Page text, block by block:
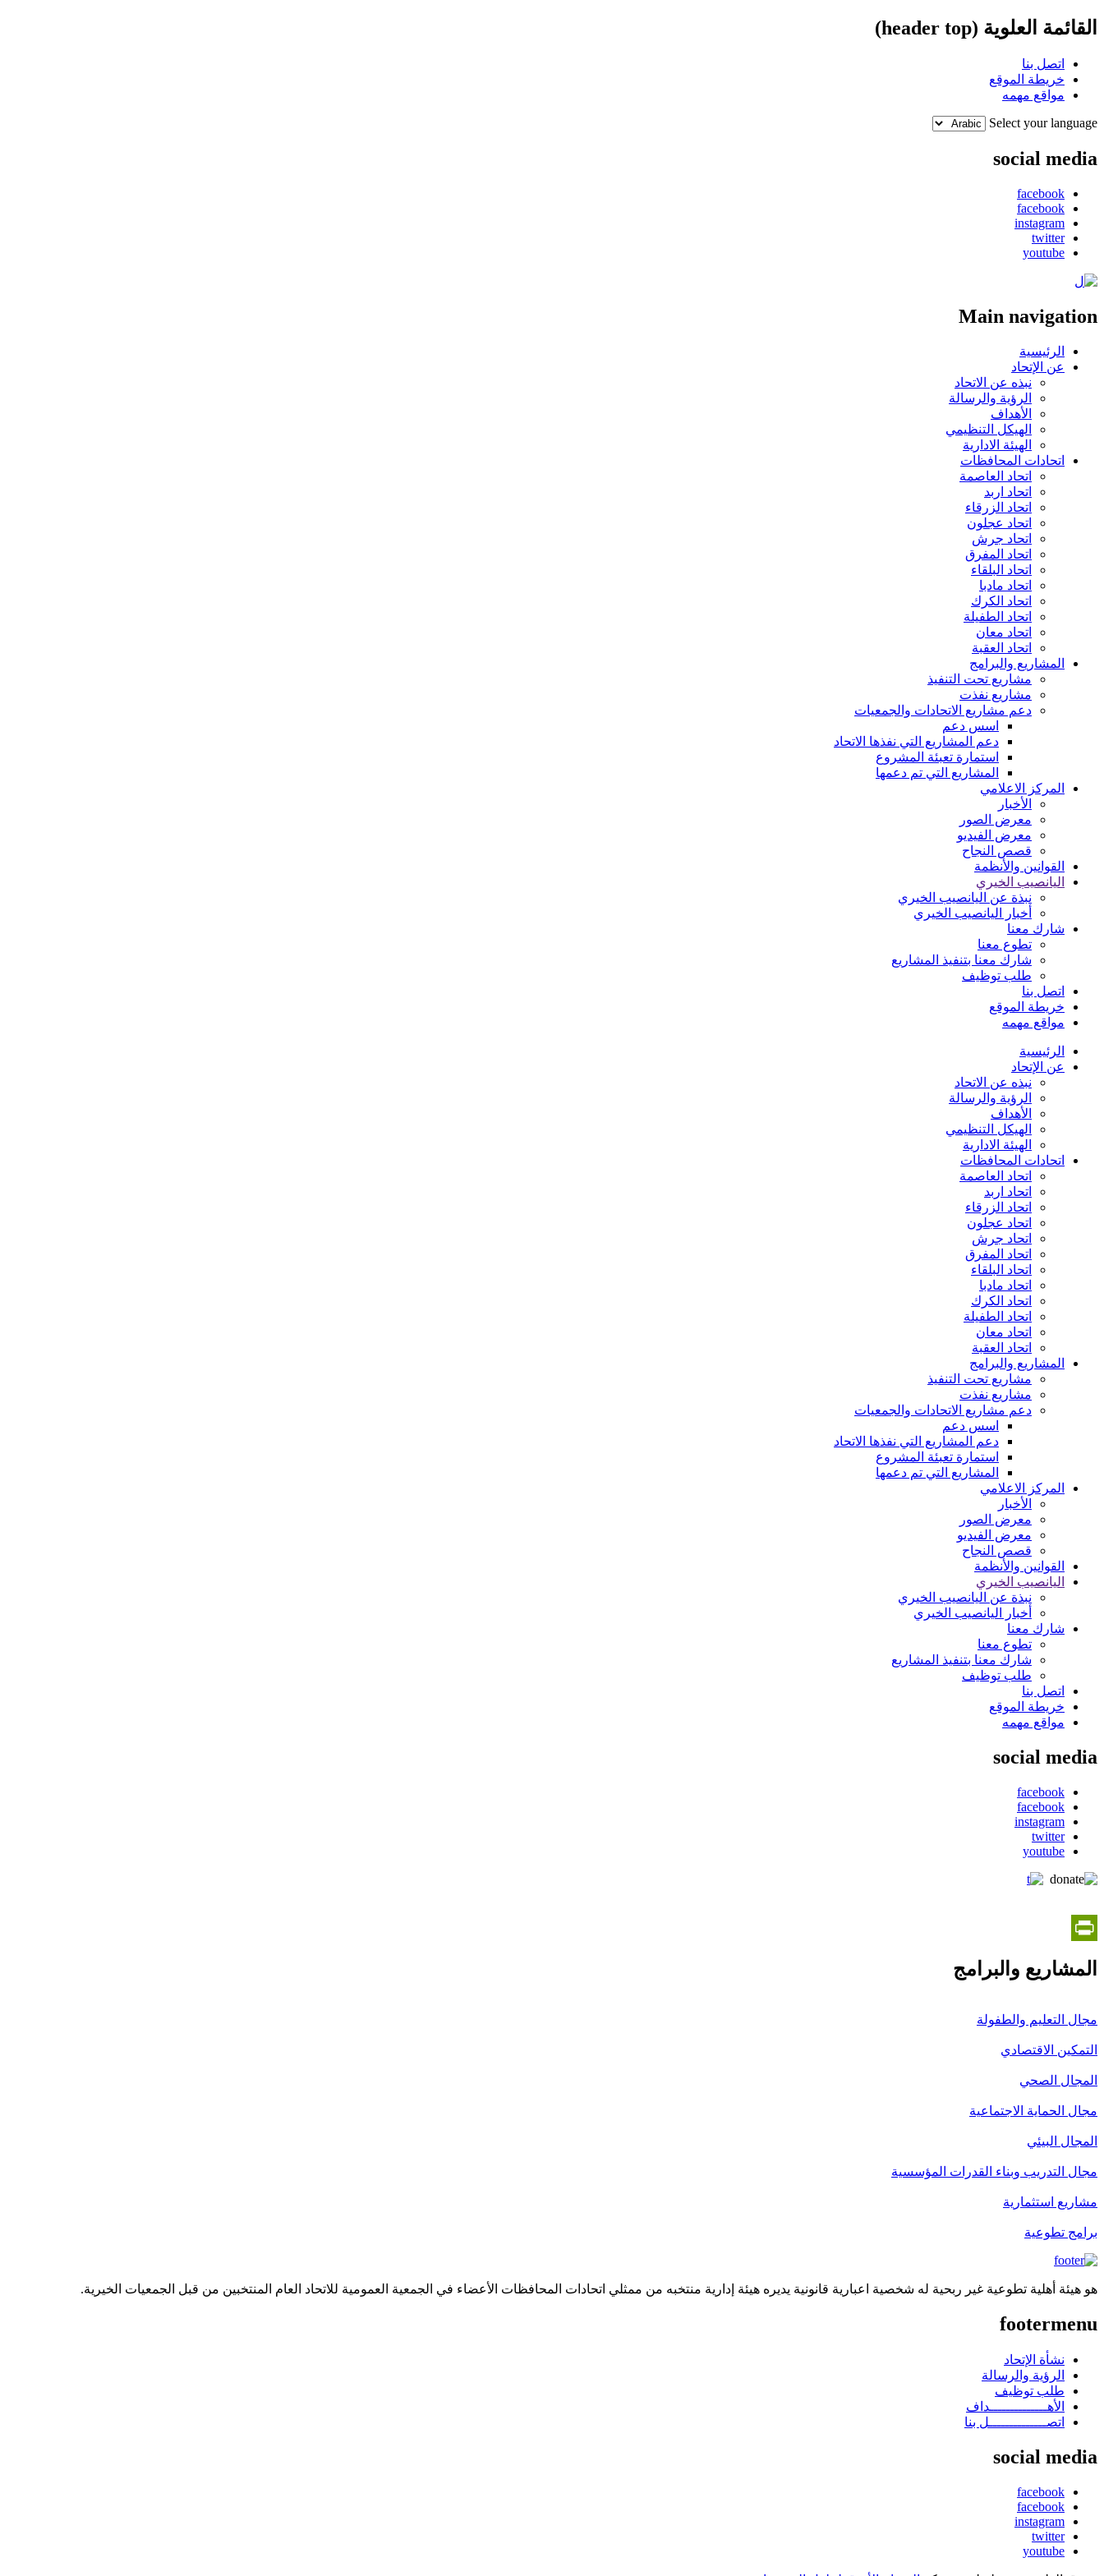
القائمة العلوية (header top)
اتصل بنا
خريطة الموقع
مواقع مهمه
Select your language
social media
facebook
facebook
instagram
twitter
youtube
Main navigation
الرئيسية
عن الإتحاد
نبذه عن الاتحاد
الرؤية والرسالة
الأهداف
الهيكل التنظيمي
الهيئة الادارية
اتحادات المحافظات
اتحاد العاصمة
اتحاد اربد
اتحاد الزرقاء
اتحاد عجلون
اتحاد جرش
اتحاد المفرق
اتحاد البلقاء
اتحاد مادبا
اتحاد الكرك
اتحاد الطفيلة
اتحاد معان
اتحاد العقبة
المشاريع والبرامج
مشاريع تحت التنفيذ
مشاريع نفذت
دعم مشاريع الاتحادات والجمعيات
اسس دعم
دعم المشاريع التي نفذها الاتحاد
استمارة تعبئة المشروع
المشاريع التي تم دعمها
المركز الاعلامي
الأخبار
معرض الصور
معرض الفيديو
قصص النجاح
القوانين والأنظمة
اليانصيب الخيري
نبذة عن اليانصيب الخيري
أخبار اليانصيب الخيري
شارك معنا
تطوع معنا
شارك معنا بتنفيذ المشاريع
طلب توظيف
اتصل بنا
خريطة الموقع
مواقع مهمه
الرئيسية
عن الإتحاد
نبذه عن الاتحاد
الرؤية والرسالة
الأهداف
الهيكل التنظيمي
الهيئة الادارية
اتحادات المحافظات
اتحاد العاصمة
اتحاد اربد
اتحاد الزرقاء
اتحاد عجلون
اتحاد جرش
اتحاد المفرق
اتحاد البلقاء
اتحاد مادبا
اتحاد الكرك
اتحاد الطفيلة
اتحاد معان
اتحاد العقبة
المشاريع والبرامج
مشاريع تحت التنفيذ
مشاريع نفذت
دعم مشاريع الاتحادات والجمعيات
اسس دعم
دعم المشاريع التي نفذها الاتحاد
استمارة تعبئة المشروع
المشاريع التي تم دعمها
المركز الاعلامي
الأخبار
معرض الصور
معرض الفيديو
قصص النجاح
القوانين والأنظمة
اليانصيب الخيري
نبذة عن اليانصيب الخيري
أخبار اليانصيب الخيري
شارك معنا
تطوع معنا
شارك معنا بتنفيذ المشاريع
طلب توظيف
اتصل بنا
خريطة الموقع
مواقع مهمه
social media
facebook
facebook
instagram
twitter
youtube
المشاريع والبرامج
مجال التعليم والطفولة
التمكين الاقتصادي
المجال الصحي
مجال الحماية الاجتماعية
المجال البيئي
مجال التدريب وبناء القدرات المؤسسية
مشاريع استثمارية
برامج تطوعية
هو هيئة أهلية تطوعية غير ربحية له شخصية اعبارية قانونية يديره هيئة إدارية منتخبه من ممثلي اتحادات المحافظات الأعضاء في الجمعية العمومية للاتحاد العام المنتخبين من قبل الجمعيات الخيرية.
footermenu
نشأة الإتحاد
الرؤية والرسالة
طلب توظيف
الأهــــــــــــــداف
اتصــــــــــــــل بنا
social media
facebook
facebook
instagram
twitter
youtube